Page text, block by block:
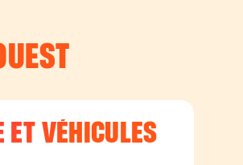
ET VÉHICULES